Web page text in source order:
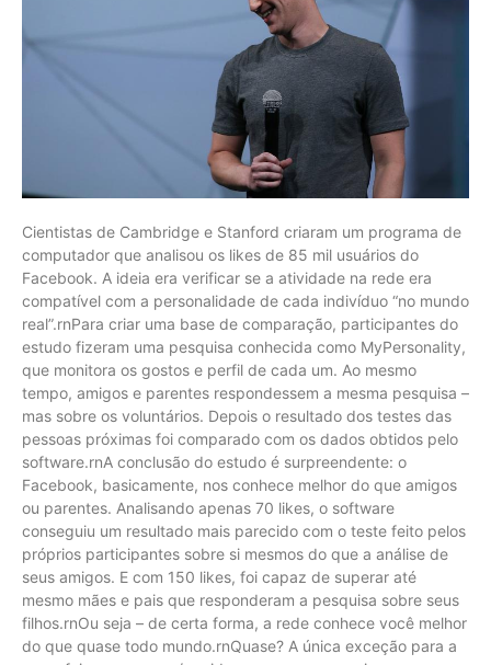
Cientistas de Cambridge e Stanford criaram um programa de
computador que analisou os likes de 85 mil usuários do
Facebook. A ideia era verificar se a atividade na rede era
compatível com a personalidade de cada indivíduo “no mundo
real”.rnPara criar uma base de comparação, participantes do
estudo fizeram uma pesquisa conhecida como MyPersonality,
que monitora os gostos e perfil de cada um. Ao mesmo
tempo, amigos e parentes respondessem a mesma pesquisa –
mas sobre os voluntários. Depois o resultado dos testes das
pessoas próximas foi comparado com os dados obtidos pelo
software.rnA conclusão do estudo é surpreendente: o
Facebook, basicamente, nos conhece melhor do que amigos
ou parentes. Analisando apenas 70 likes, o software
conseguiu um resultado mais parecido com o teste feito pelos
próprios participantes sobre si mesmos do que a análise de
seus amigos. E com 150 likes, foi capaz de superar até
mesmo mães e pais que responderam a pesquisa sobre seus
filhos.rnOu seja – de certa forma, a rede conhece você melhor
do que quase todo mundo.rnQuase? A única exceção para a